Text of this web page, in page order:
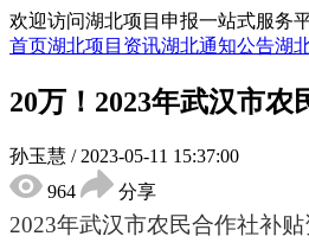
欢迎访问湖北项目申报一站式服务
首页湖北项目资讯湖北通知公告湖
20万！2023年武汉市
孙玉慧 / 2023-05-11 15:37:00
964
分享
2023年武汉市农民合作社补